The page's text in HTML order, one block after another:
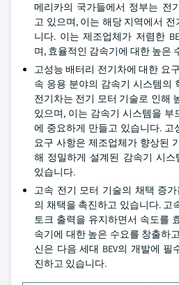
메리카의 국가들에서 정부는 전
고 있으며, 이는 해당 지역에서
니다. 이는 제조업체가 저렴한
며, 효율적인 감속기에 대한 높은
고성능 배터리 전기차에 대한 요
속 응용 분야의 감속기 시스템의
전기차는 전기 모터 기술로 인해
있으며, 이는 감속기 시스템을
에 중요하게 만들고 있습니다.
요구 사항은 제조업체가 향상된
해 정밀하게 설계된 감속기 시스
있습니다.
고속 전기 모터 기술의 채택 증가
의 채택을 촉진하고 있습니다. 고
토크 출력을 유지하면서 속도를
속기에 대한 높은 수요를 창출하
신은 다음 세대 BEV의 개발에
진하고 있습니다.